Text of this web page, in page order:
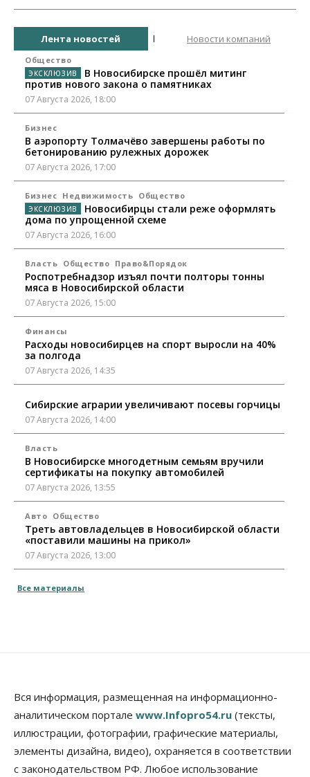
Лента новостей Новости компаний
Общество
В Новосибирске прошёл митинг
против нового закона о памятниках
07 Августа 2026, 18:00
Бизнес
В аэропорту Толмачёво завершены работы по
бетонированию рулежных дорожек
07 Августа 2026, 17:00
Бизнес Недвижимость Общество
Новосибирцы стали реже оформлять
дома по упрощенной схеме
07 Августа 2026, 16:00
Власть Общество Право&Порядок
Роспотребнадзор изъял почти полторы тонны
мяса в Новосибирской области
07 Августа 2026, 15:00
Финансы
Расходы новосибирцев на спорт выросли на 40%
за полгода
07 Августа 2026, 14:35
Сибирские аграрии увеличивают посевы горчицы
07 Августа 2026, 14:00
Власть
В Новосибирске многодетным семьям вручили
сертификаты на покупку автомобилей
07 Августа 2026, 13:55
Авто Общество
Треть автовладельцев в Новосибирской области
«поставили машины на прикол»
07 Августа 2026, 13:00
Школы, библиотеки, пешеходные тротуары:
07 Августа 2026, 12:00
Общество
Жители Новосибирска смогут добровольно
повысить свою пенсию
07 Августа 2026, 11:30
Все материалы
Вся информация, размещенная на информационно-
аналитическом портале www.Infopro54.ru (тексты,
иллюстрации, фотографии, графические материалы,
элементы дизайна, видео), охраняется в соответствии
с законодательством РФ. Любое использование